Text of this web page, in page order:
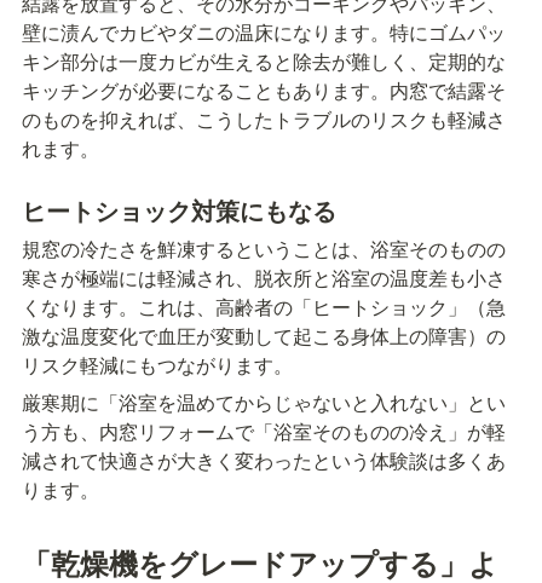
壁に渍んでカビやダニの温床になります。特にゴムパッ
キン部分は一度カビが生えると除去が難しく、定期的な
キッチングが必要になることもあります。内窓で結露そ
のものを抑えれば、こうしたトラブルのリスクも軽減さ
れます。
ヒートショック対策にもなる
規窓の冷たさを鮮凍するということは、浴室そのものの
寒さが極端には軽減され、脱衣所と浴室の温度差も小さ
くなります。これは、高齢者の「ヒートショック」（急
激な温度変化で血圧が変動して起こる身体上の障害）の
リスク軽減にもつながります。
厳寒期に「浴室を温めてからじゃないと入れない」とい
う方も、内窓リフォームで「浴室そのものの冷え」が軽
減されて快適さが大きく変わったという体験談は多くあ
ります。
「乾燥機をグレードアップする」よ